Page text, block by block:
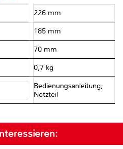
226 mm
185 mm
70 mm
0,7 kg
Bedienungsanleitung,
Netzteil